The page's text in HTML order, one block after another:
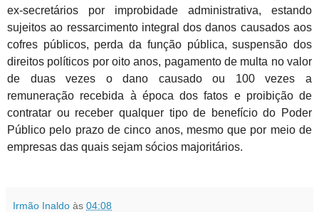
ex-secretários por improbidade administrativa, estando
sujeitos ao ressarcimento integral dos danos causados aos
cofres públicos, perda da função pública, suspensão dos
direitos políticos por oito anos, pagamento de multa no valor
de duas vezes o dano causado ou 100 vezes a
remuneração recebida à época dos fatos e proibição de
contratar ou receber qualquer tipo de benefício do Poder
Público pelo prazo de cinco anos, mesmo que por meio de
empresas das quais sejam sócios majoritários.
Irmão Inaldo às 04:08